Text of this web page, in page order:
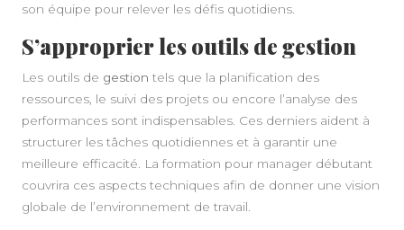
son équipe pour relever les défis quotidiens.
S’approprier les outils de gestion
Les outils de gestion tels que la planification des
ressources, le suivi des projets ou encore l’analyse des
performances sont indispensables. Ces derniers aident à
structurer les tâches quotidiennes et à garantir une
meilleure efficacité. La formation pour manager débutant
couvrira ces aspects techniques afin de donner une vision
globale de l’environnement de travail.